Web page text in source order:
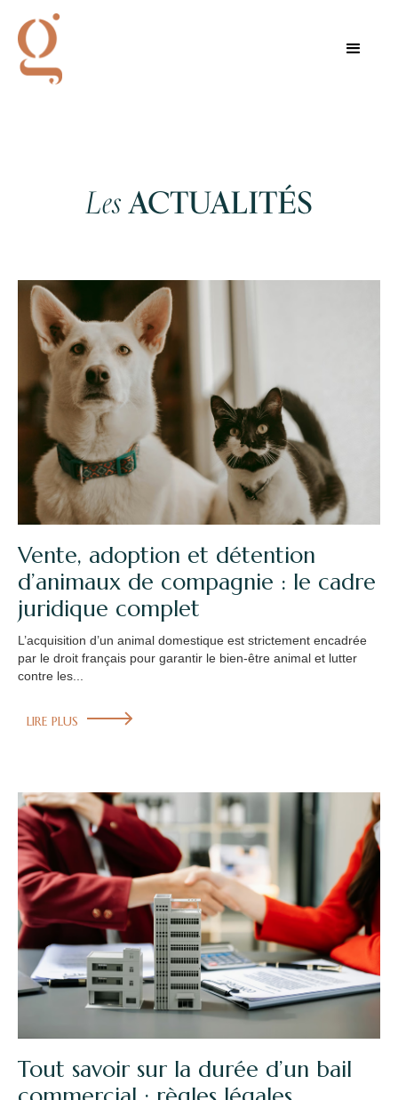
LesACTUALITÉS
Vente, adoption et détention
d’animaux de compagnie : le cadre
juridique complet
L’acquisition d’un animal domestique est strictement encadrée
par le droit français pour garantir le bien-être animal et lutter
contre les...
LIRE PLUS
Tout savoir sur la durée d’un bail